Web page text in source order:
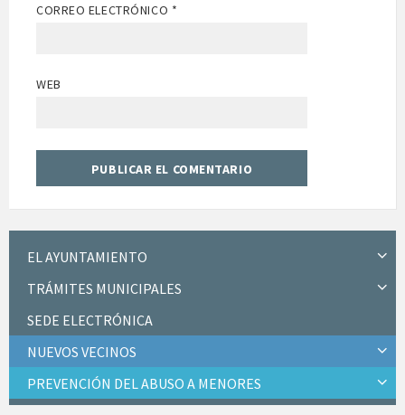
CORREO ELECTRÓNICO *
WEB
EL AYUNTAMIENTO
TRÁMITES MUNICIPALES
SEDE ELECTRÓNICA
NUEVOS VECINOS
PREVENCIÓN DEL ABUSO A MENORES